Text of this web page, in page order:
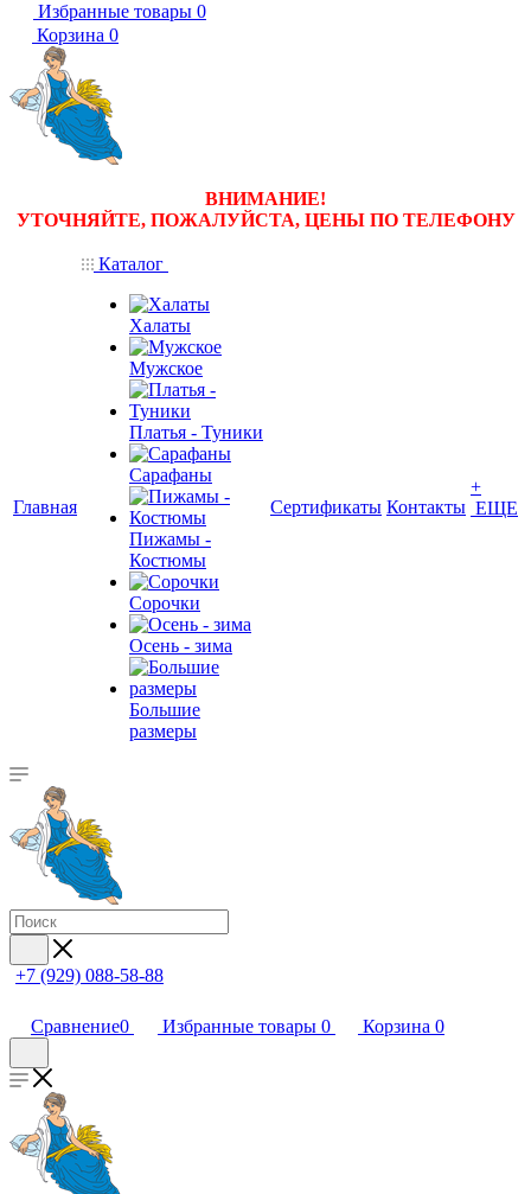
Избранные товары 0
Корзина 0
ВНИМАНИЕ!
УТОЧНЯЙТЕ, ПОЖАЛУЙСТА, ЦЕНЫ ПО ТЕЛЕФОНУ
Главная
Каталог
Халаты
Мужское
Платья - Туники
Сарафаны
Пижамы -
Костюмы
Сорочки
Oсень - зима
Большие
размеры
Сертификаты Контакты
+
ЕЩЕ
+7 (929) 088-58-88
Сравнение0 Избранные товары 0 Корзина 0